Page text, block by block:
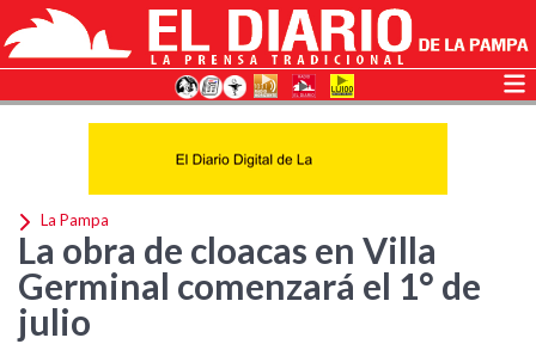
La Pampa
La obra de cloacas en Villa
Germinal comenzará el 1° de
julio